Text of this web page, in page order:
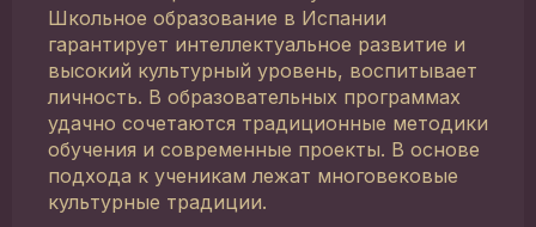
Школьное образование в Испании
гарантирует интеллектуальное развитие и
высокий культурный уровень, воспитывает
личность. В образовательных программах
удачно сочетаются традиционные методики
обучения и современные проекты. В основе
подхода к ученикам лежат многовековые
культурные традиции.